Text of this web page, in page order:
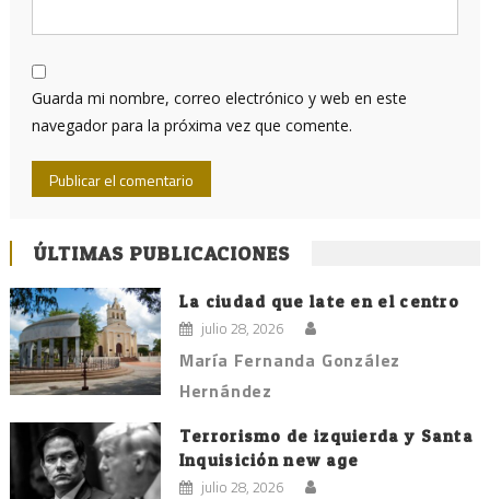
Guarda mi nombre, correo electrónico y web en este
navegador para la próxima vez que comente.
ÚLTIMAS PUBLICACIONES
La ciudad que late en el centro
julio 28, 2026
María Fernanda González
Hernández
Terrorismo de izquierda y Santa
Inquisición new age
julio 28, 2026